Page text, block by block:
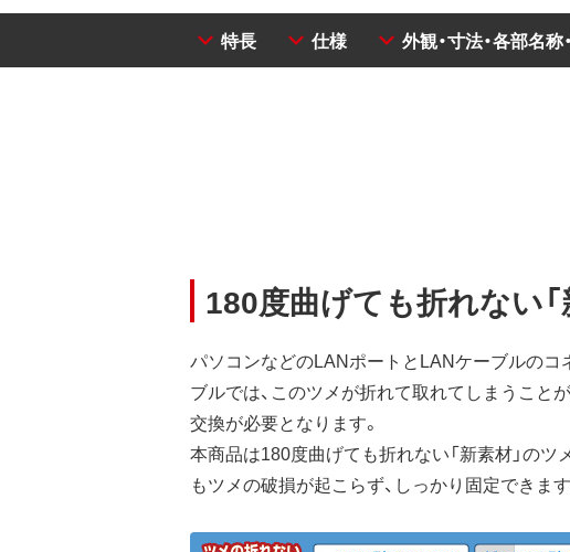
特長 仕様 外観・寸法・各部名
180度曲げても折れない「
パソコンなどのLANポートとLANケーブルのコ
ブルでは、このツメが折れて取れてしまうこと
交換が必要となります。
本商品は180度曲げても折れない「新素材」のツ
もツメの破損が起こらず、しっかり固定できます